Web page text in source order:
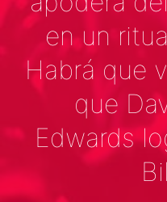
en un
Habrá que
que
Edwards